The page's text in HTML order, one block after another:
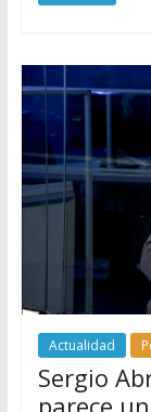
Actualidad
Sergio
parece